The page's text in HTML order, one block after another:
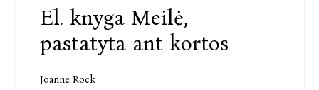
El. knyga Meilė,
pastatyta ant kortos
Joanne Rock